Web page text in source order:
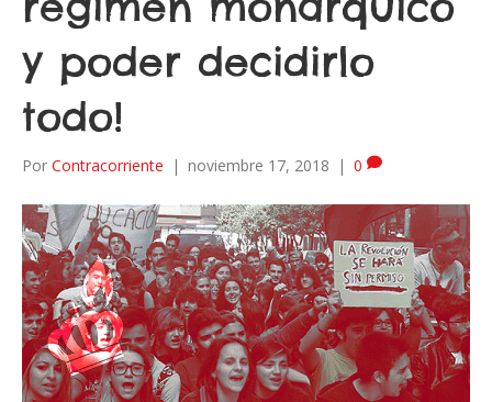
y poder decidirlo
todo!
Por Contracorriente | noviembre 17, 2018 | 0